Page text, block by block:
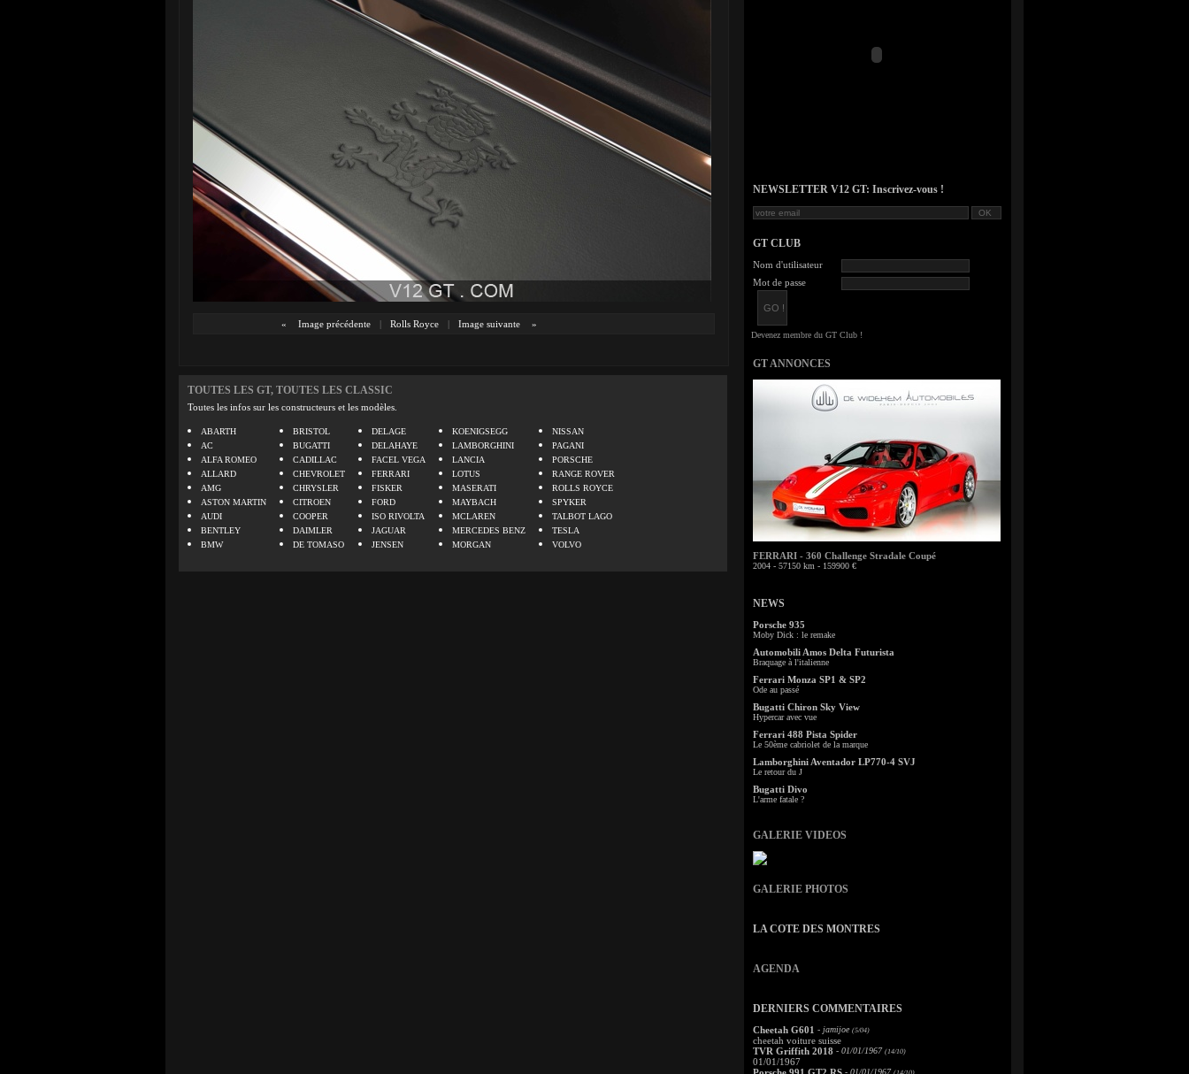
« Image précédente | Rolls Royce | Image suivante »
TOUTES LES GT, TOUTES LES CLASSIC
Toutes les infos sur les constructeurs et les modèles.
ABARTH
AC
ALFA ROMEO
ALLARD
AMG
ASTON MARTIN
AUDI
BENTLEY
BMW
BRISTOL
BUGATTI
CADILLAC
CHEVROLET
CHRYSLER
CITROEN
COOPER
DAIMLER
DE TOMASO
DELAGE
DELAHAYE
FACEL VEGA
FERRARI
FISKER
FORD
ISO RIVOLTA
JAGUAR
JENSEN
KOENIGSEGG
LAMBORGHINI
LANCIA
LOTUS
MASERATI
MAYBACH
MCLAREN
MERCEDES BENZ
MORGAN
NISSAN
PAGANI
PORSCHE
RANGE ROVER
ROLLS ROYCE
SPYKER
TALBOT LAGO
TESLA
VOLVO
NEWSLETTER V12 GT: Inscrivez-vous !
GT CLUB
Nom d'utilisateur
Mot de passe
GT ANNONCES
FERRARI - 360 Challenge Stradale Coupé
2004 - 57150 km - 159900 €
NEWS
Porsche 935
Moby Dick : le remake
Automobili Amos Delta Futurista
Braquage à l'italienne
Ferrari Monza SP1 & SP2
Ode au passé
Bugatti Chiron Sky View
Hypercar avec vue
Ferrari 488 Pista Spider
Le 50ème cabriolet de la marque
Lamborghini Aventador LP770-4 SVJ
Le retour du J
Bugatti Divo
L'arme fatale ?
GALERIE VIDEOS
GALERIE PHOTOS
LA COTE DES MONTRES
AGENDA
DERNIERS COMMENTAIRES
Cheetah G601 - jamijoe (5/04)
cheetah voiture suisse
TVR Griffith 2018 - 01/01/1967 (14/10)
01/01/1967
- 01/01/1967